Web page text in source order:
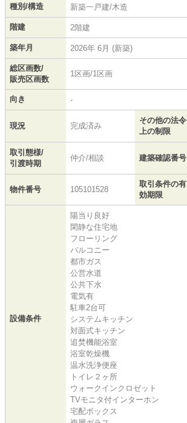
種別/構造 新築一戸建/木造
階建 2階建
築年月 2026年 6月 (新築)
総区画数/
販売区画数
1区画/1区画
向き -
現況 完成済み
その他の法令
上の制限
取引態様/
引渡時期
仲介/相談 建築確認番号
物件番号 105101528
取引条件の有
効期限
設備条件
陽当り良好
閑静な住宅地
フローリング
バルコニー
都市ガス
公営水道
公共下水
電気有
駐車2台可
システムキッチン
対面式キッチン
追焚機能浴室
浴室乾燥機
温水洗浄便座
トイレ２ヶ所
ウォークインクロゼット
TVモニタ付インターホン
宅配ボックス